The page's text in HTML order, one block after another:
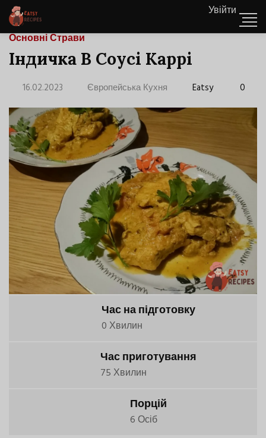
Увійти
Основні Страви
Індичка В Соусі Каррі
16.02.2023 Європейська Кухня Eatsy 0
Час на підготовку
0 Хвилин
Час приготування
75 Хвилин
Порцій
6 Осіб